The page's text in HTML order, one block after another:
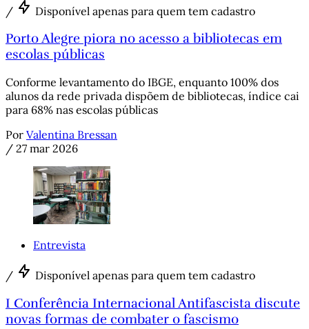
/ Disponível apenas para quem tem cadastro
Porto Alegre piora no acesso a bibliotecas em
escolas públicas
Conforme levantamento do IBGE, enquanto 100% dos
alunos da rede privada dispõem de bibliotecas, índice cai
para 68% nas escolas públicas
Por Valentina Bressan
/ 27 mar 2026
Entrevista
/ Disponível apenas para quem tem cadastro
I Conferência Internacional Antifascista discute
novas formas de combater o fascismo